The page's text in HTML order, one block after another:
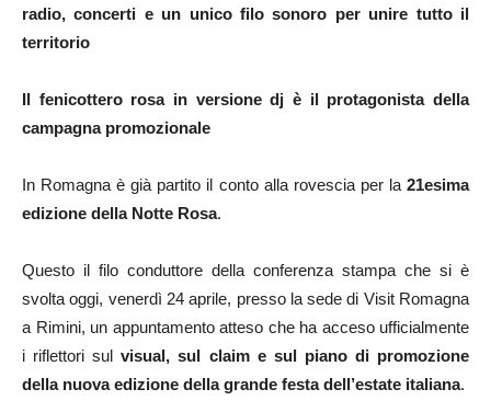
radio, concerti e un unico filo sonoro per unire tutto il
territorio
Il fenicottero rosa in versione dj è il protagonista della
campagna promozionale
In Romagna è già partito il conto alla rovescia per la 21esima
edizione della Notte Rosa.
Questo il filo conduttore della conferenza stampa che si è
svolta oggi, venerdì 24 aprile, presso la sede di Visit Romagna
a Rimini, un appuntamento atteso che ha acceso ufficialmente
i riflettori sulvisual, sul claim e sul piano di promozione
della nuova edizione della grande festa dell’estate italiana.